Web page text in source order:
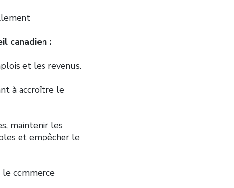
canadien :
et les revenus.
à accroître le
maintenir les
et empêcher le
le commerce